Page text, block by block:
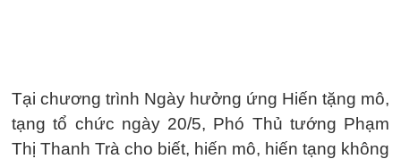
Tại chương trình Ngày hưởng ứng Hiến tặng mô,
tạng tổ chức ngày 20/5, Phó Thủ tướng Phạm
Thị Thanh Trà cho biết, hiến mô, hiến tạng không